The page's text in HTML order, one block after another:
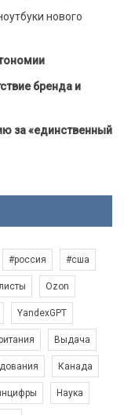
нового
бренда и
за «единственный
#россия #сша
Ozon
YandexGPT
Выдача
Канада
Наука